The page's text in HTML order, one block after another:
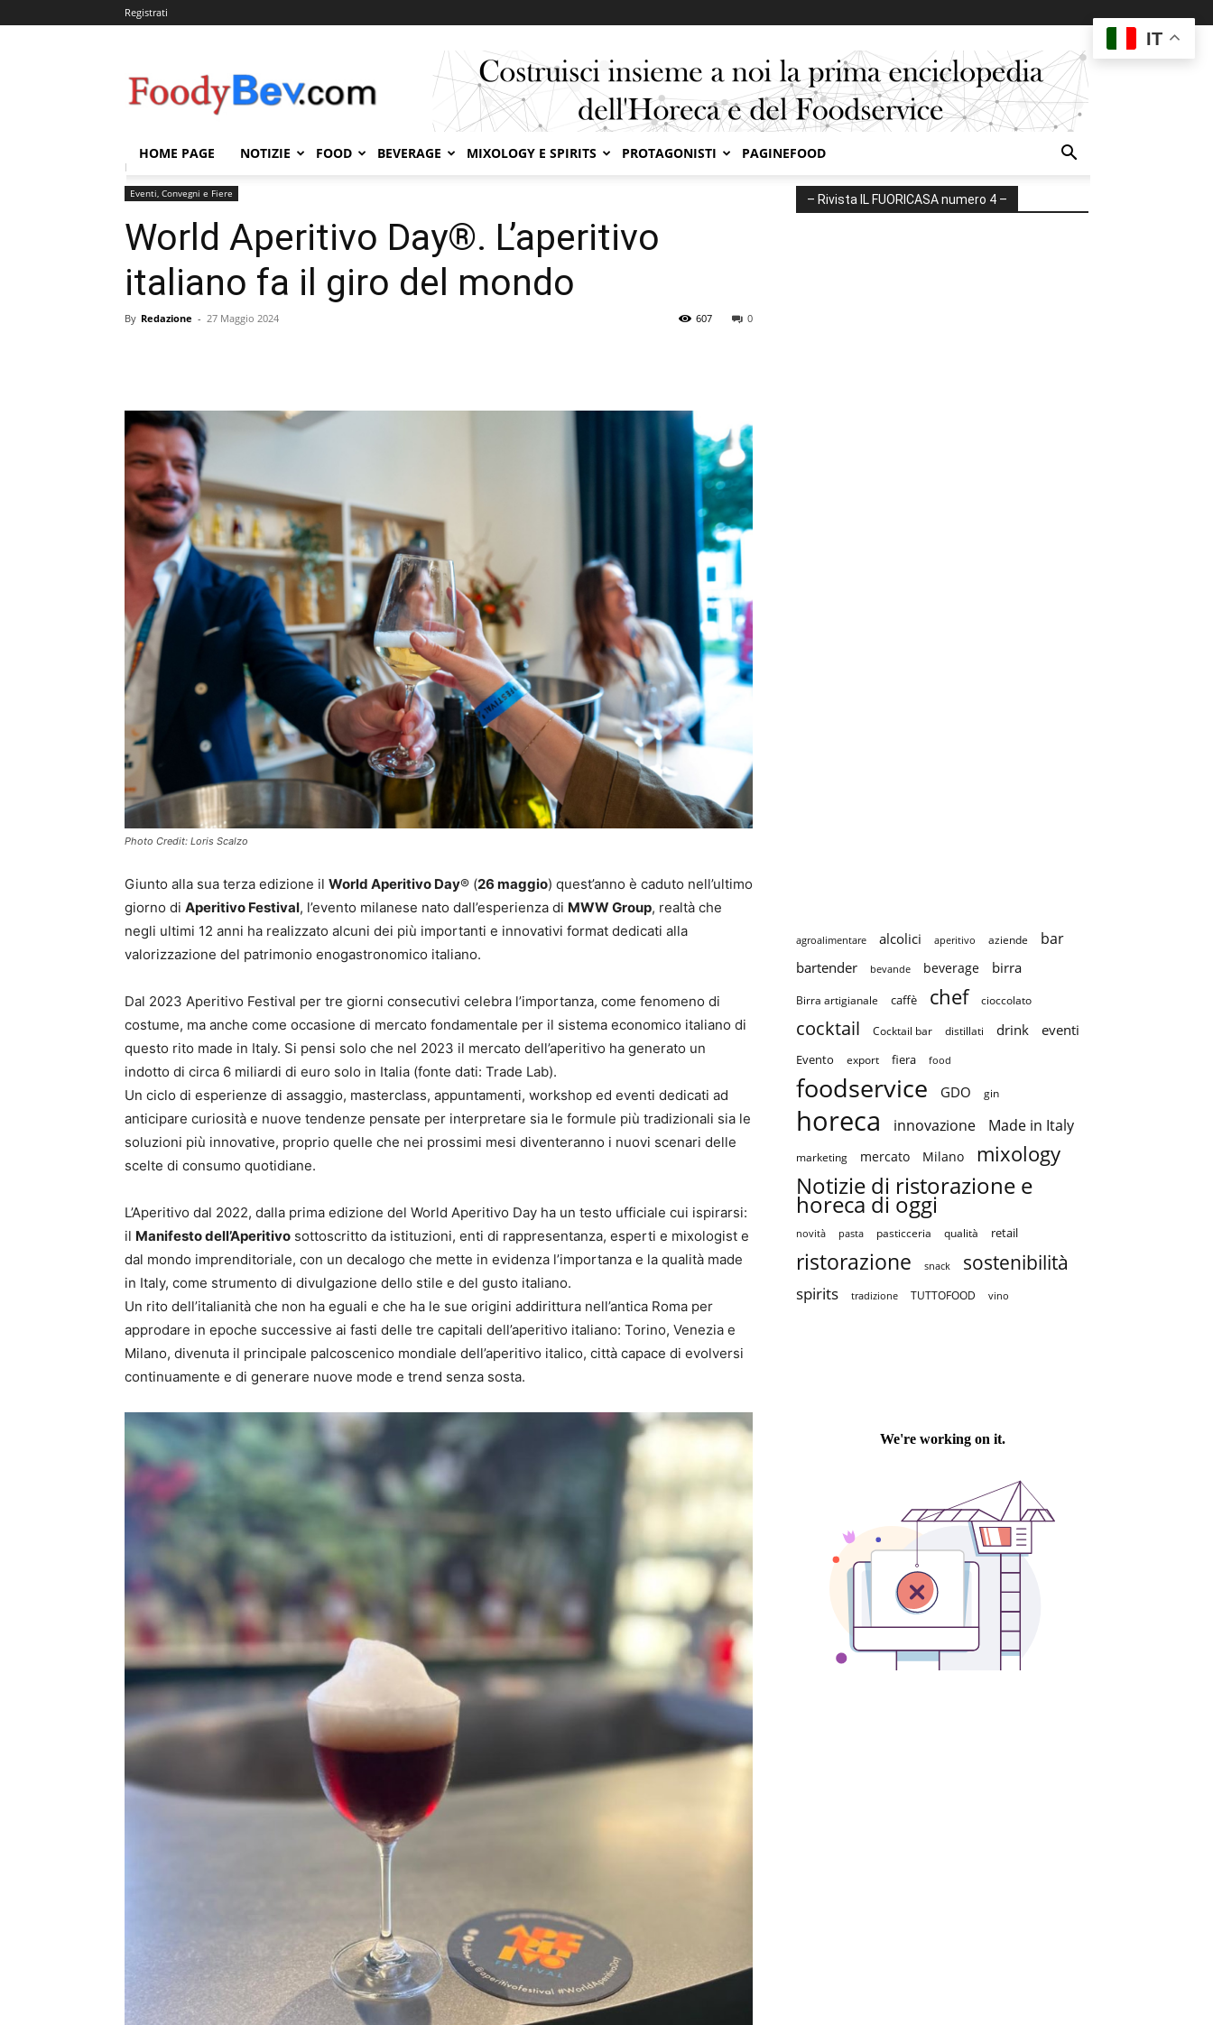
Registrati
HOME PAGE NOTIZIE FOOD BEVERAGE MIXOLOGY E SPIRITS PROTAGONISTI PAGINEFOOD
Home
Eventi, Convegni e Fiere
World Aperitivo Day®. L’aperitivo
italiano fa il giro del mondo
By Redazione - 27 Maggio 2024 0
607
Photo Credit: Loris Scalzo
Giunto alla sua terza edizione il World Aperitivo Day® (26 maggio) quest’anno è caduto nell’ultimo
giorno di Aperitivo Festival, l’evento milanese nato dall’esperienza di MWW Group, realtà che
negli ultimi 12 anni ha realizzato alcuni dei più importanti e innovativi format dedicati alla
valorizzazione del patrimonio enogastronomico italiano.
Dal 2023 Aperitivo Festival per tre giorni consecutivi celebra l’importanza, come fenomeno di
costume, ma anche come occasione di mercato fondamentale per il sistema economico italiano di
questo rito made in Italy. Si pensi solo che nel 2023 il mercato dell’aperitivo ha generato un
indotto di circa 6 miliardi di euro solo in Italia (fonte dati: Trade Lab).
Un ciclo di esperienze di assaggio, masterclass, appuntamenti, workshop ed eventi dedicati ad
anticipare curiosità e nuove tendenze pensate per interpretare sia le formule più tradizionali sia le
soluzioni più innovative, proprio quelle che nei prossimi mesi diventeranno i nuovi scenari delle
scelte di consumo quotidiane.
L’Aperitivo dal 2022, dalla prima edizione del World Aperitivo Day ha un testo ufficiale cui ispirarsi:
il Manifesto dell’Aperitivo sottoscritto da istituzioni, enti di rappresentanza, esperti e mixologist e
dal mondo imprenditoriale, con un decalogo che mette in evidenza l’importanza e la qualità made
in Italy, come strumento di divulgazione dello stile e del gusto italiano.
Un rito dell’italianità che non ha eguali e che ha le sue origini addirittura nell’antica Roma per
approdare in epoche successive ai fasti delle tre capitali dell’aperitivo italiano: Torino, Venezia e
Milano, divenuta il principale palcoscenico mondiale dell’aperitivo italico, città capace di evolversi
continuamente e di generare nuove mode e trend senza sosta.
– Rivista IL FUORICASA numero 4 –
agroalimentare alcolici aperitivo aziende bar
bartender bevande beverage birra
Birra artigianale caffè chef cioccolato
cocktail Cocktail bar distillati drink eventi
Evento export fiera food
foodservice GDO gin
horeca innovazione Made in Italy
marketing mercato Milano mixology
Notizie di ristorazione e
horeca di oggi
novità pasta pasticceria qualità retail
ristorazione snack sostenibilità
spirits tradizione TUTTOFOOD vino
IT